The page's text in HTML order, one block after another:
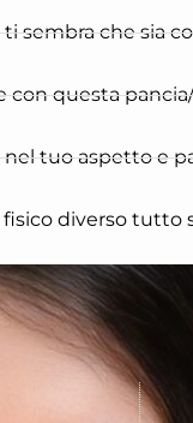
sembra che sia
con questa
tuo aspetto e
diverso tutto